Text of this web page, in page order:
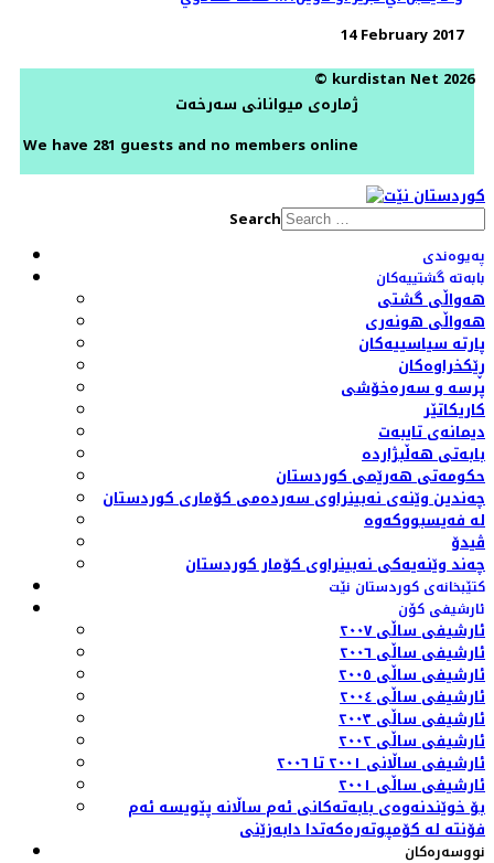
14 February 2017
© kurdistan Net 2026
ژمارەی میوانانی سەرخەت
We have 281 guests and no members online
Search
پەیوەندی
بابەتە گشتییەکان
هەواڵی گشتی
هەواڵی هونەری
پارتە سیاسییەکان
ڕێکخراوەکان
پرسە و سەرەخۆشی
کاریکاتێر
دیمانەی تایبەت
بابەتی هەڵبژاردە
حکومەتی هەرێمی کوردستان
چەندین وێنەی نەبینراوی سەردەمی کۆماری کوردستان
لە فەیسبووکەوە
ڤیدۆ
چەند وێنەیەکی نەبینراوی کۆمار کوردستان
کتێبخانەی کوردستان نێت
ئارشیفی کۆن
ئارشیفی ساڵی ٢٠٠٧
ئارشیفی ساڵی ٢٠٠٦
ئارشیفی ساڵی ٢٠٠٥
ئارشیفی ساڵی ٢٠٠٤
ئارشیفی ساڵی ٢٠٠٣
ئارشیفی ساڵی ٢٠٠٢
ئارشیفی ساڵانی ٢٠٠١ تا ٢٠٠٦
ئارشیفی ساڵی ٢٠٠١
بۆ خوێندنەوەی بابەتەکانی ئەم ساڵانە پێویسە ئەم
فۆنتە لە کۆمپوتەرەکەتدا دابەزێنی
نووسەرەکان